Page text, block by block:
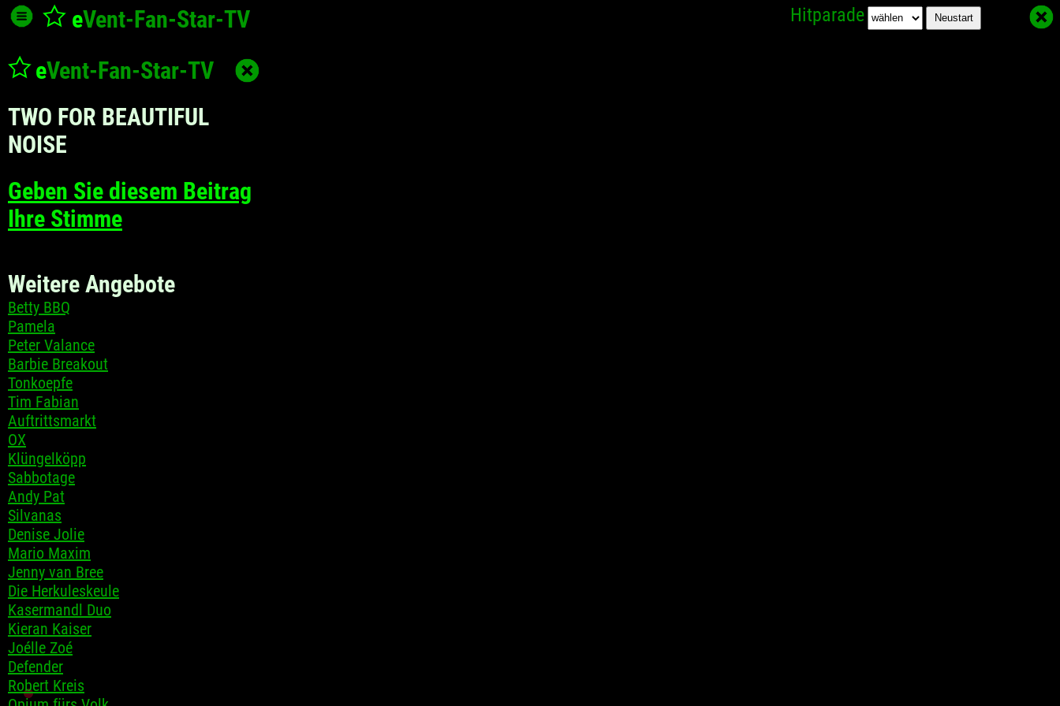
eVent-Fan-Star-TV Hitparade
eVent-Fan-Star-TV
TWO FOR BEAUTIFUL
NOISE
Geben Sie diesem Beitrag
Ihre Stimme
Weitere Angebote
Betty BBQ
Pamela
Peter Valance
Barbie Breakout
Tonkoepfe
Tim Fabian
Auftrittsmarkt
OX
Klüngelköpp
Sabbotage
Andy Pat
Silvanas
Denise Jolie
Mario Maxim
Jenny van Bree
Die Herkuleskeule
Kasermandl Duo
Kieran Kaiser
Joélle Zoé
Defender
Robert Kreis